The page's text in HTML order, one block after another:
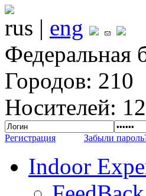
rus | eng
Федеральная
Городов: 210
Носителей:
Регистрация Забыли
Indoor